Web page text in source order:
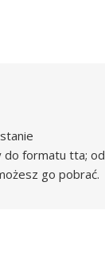
formatu tta; od
go pobrać.